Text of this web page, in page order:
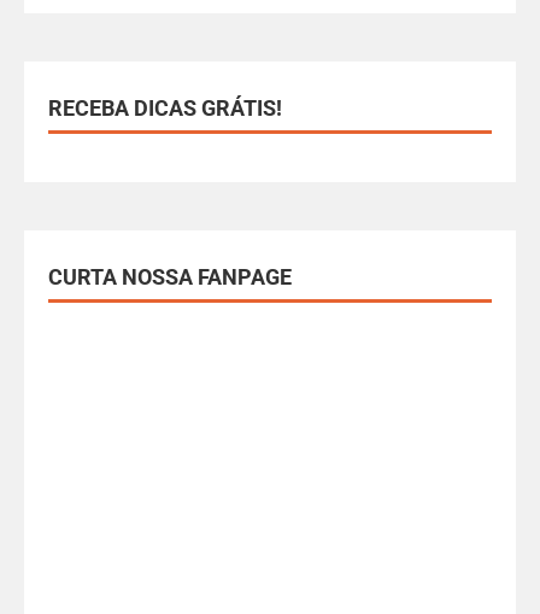
RECEBA DICAS GRÁTIS!
CURTA NOSSA FANPAGE